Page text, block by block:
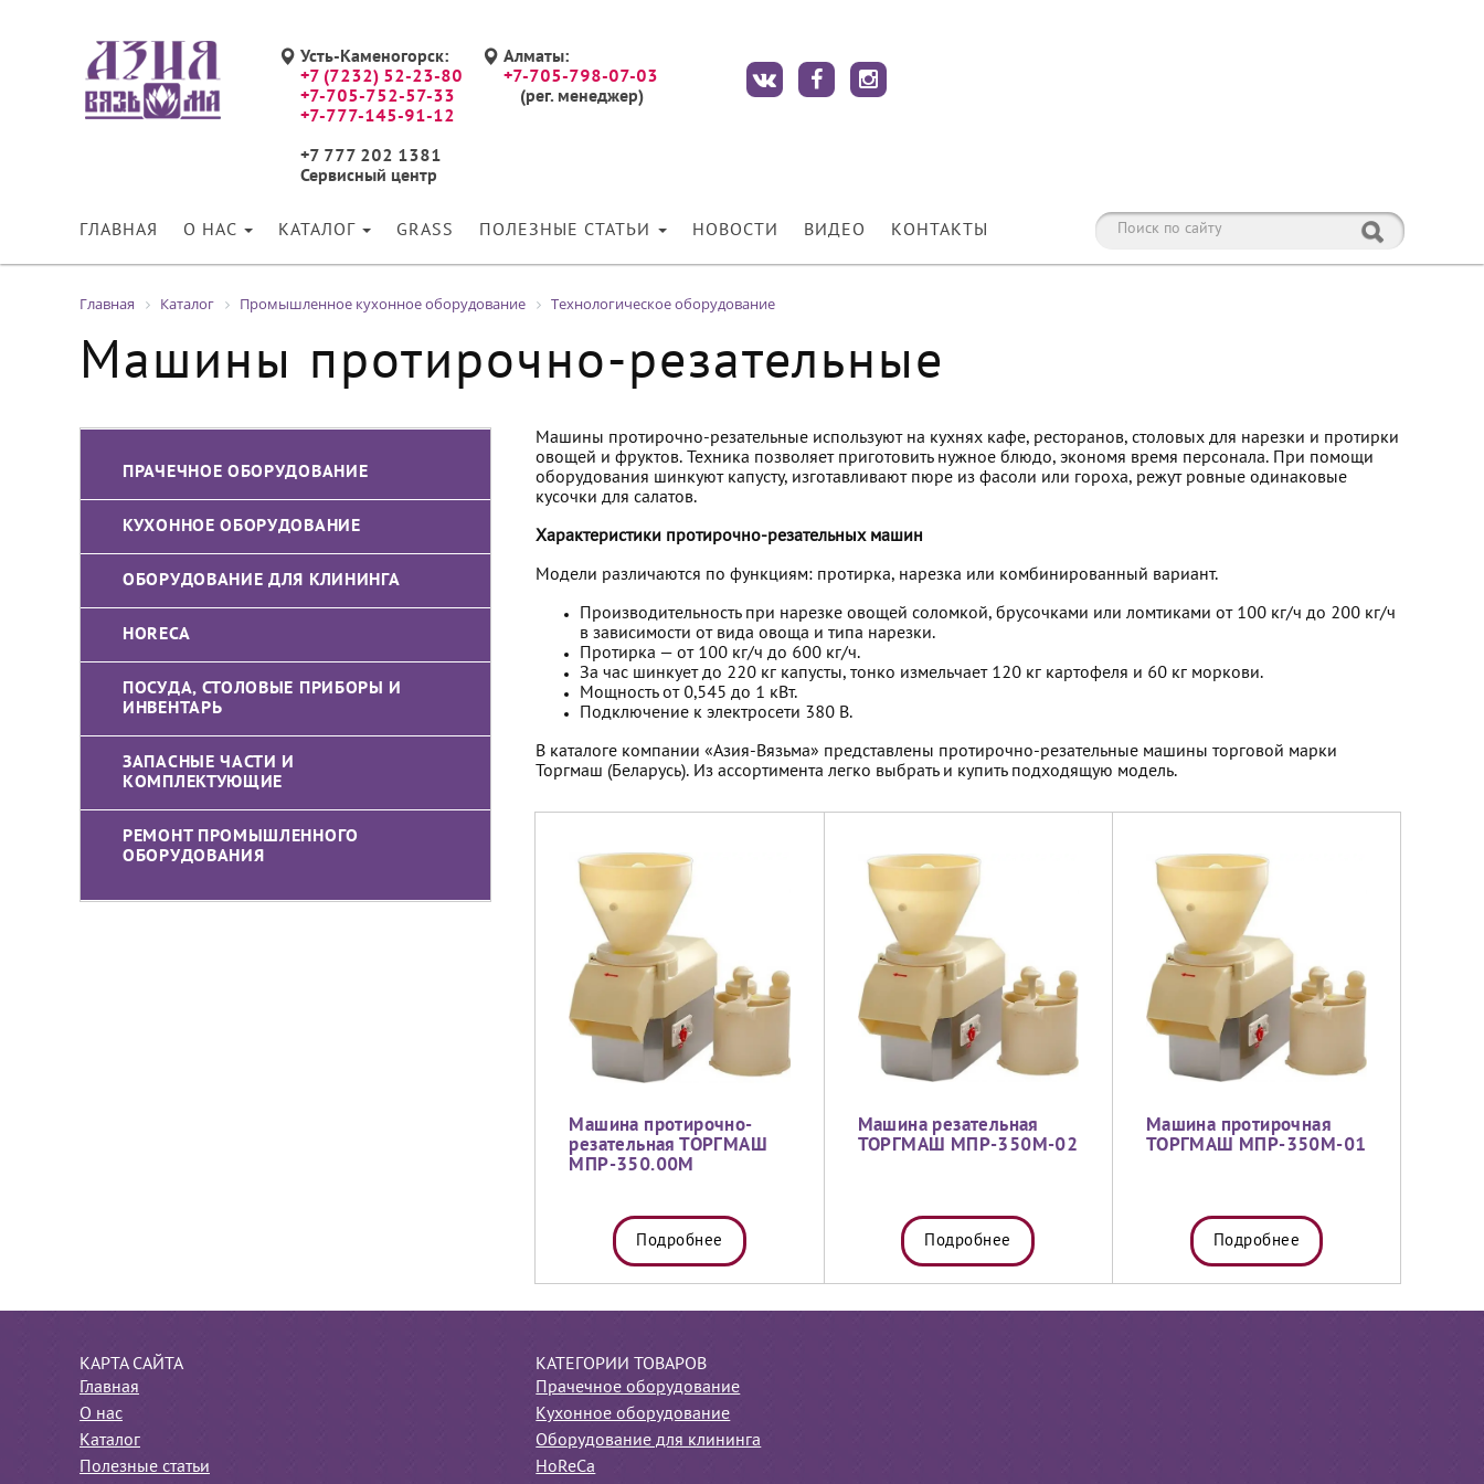
Усть-Каменогорск:
+7 (7232) 52-23-80
+7-705-752-57-33
+7-777-145-91-12
+7 777 202 1381
Сервисный центр
Алматы:
+7-705-798-07-03
(рег. менеджер)
ГЛАВНАЯ О НАС КАТАЛОГ GRASS ПОЛЕЗНЫЕ СТАТЬИ НОВОСТИ ВИДЕО КОНТАКТЫ
Главная Каталог Промышленное кухонное оборудование Технологическое оборудование
Машины протирочно-резательные
ПРАЧЕЧНОЕ ОБОРУДОВАНИЕ
КУХОННОЕ ОБОРУДОВАНИЕ
ОБОРУДОВАНИЕ ДЛЯ КЛИНИНГА
HORECA
ПОСУДА, СТОЛОВЫЕ ПРИБОРЫ И
ИНВЕНТАРЬ
ЗАПАСНЫЕ ЧАСТИ И
КОМПЛЕКТУЮЩИЕ
РЕМОНТ ПРОМЫШЛЕННОГО
ОБОРУДОВАНИЯ
Машины протирочно-резательные используют на кухнях кафе, ресторанов, столовых для нарезки и протирки
овощей и фруктов. Техника позволяет приготовить нужное блюдо, экономя время персонала. При помощи
оборудования шинкуют капусту, изготавливают пюре из фасоли или гороха, режут ровные одинаковые
кусочки для салатов.
Характеристики протирочно-резательных машин
Модели различаются по функциям: протирка, нарезка или комбинированный вариант.
Производительность при нарезке овощей соломкой, брусочками или ломтиками от 100 кг/ч до 200 кг/ч
в зависимости от вида овоща и типа нарезки.
Протирка — от 100 кг/ч до 600 кг/ч.
За час шинкует до 220 кг капусты, тонко измельчает 120 кг картофеля и 60 кг моркови.
Мощность от 0,545 до 1 кВт.
Подключение к электросети 380 В.
В каталоге компании «Азия-Вязьма» представлены протирочно-резательные машины торговой марки
Торгмаш (Беларусь). Из ассортимента легко выбрать и купить подходящую модель.
Машина протирочно-
резательная ТОРГМАШ
МПР-350.00М
Подробнее
Машина резательная
ТОРГМАШ МПР-350М-02
Подробнее
Машина протирочная
ТОРГМАШ МПР-350М-01
Подробнее
КАРТА САЙТА
Главная
О нас
Каталог
Полезные статьи
КАТЕГОРИИ ТОВАРОВ
Прачечное оборудование
Кухонное оборудование
Оборудование для клининга
HoReCa